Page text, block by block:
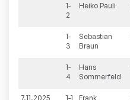
1-
2
Heiko Pauli
1-
3
Sebastian
Braun
1-
4
Hans
Sommerfeld
7.11.2025
1-1
Frank